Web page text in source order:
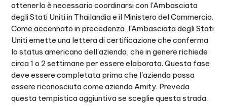
ottenerlo è necessario coordinarsi con l'Ambasciata
degli Stati Uniti in Thailandia e il Ministero del Commercio.
Come accennato in precedenza, l'Ambasciata degli Stati
Uniti emette una lettera di certificazione che conferma
lo status americano dell'azienda, che in genere richiede
circa 1 o 2 settimane per essere elaborata. Questa fase
deve essere completata prima che l'azienda possa
essere riconosciuta come azienda Amity. Preveda
questa tempistica aggiuntiva se sceglie questa strada.